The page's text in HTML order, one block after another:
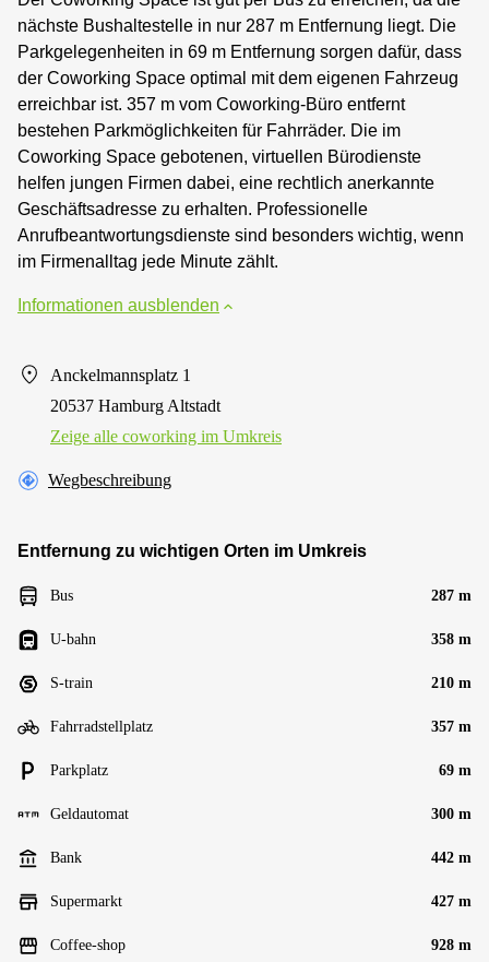
nächste Bushaltestelle in nur 287 m Entfernung liegt. Die
Parkgelegenheiten in 69 m Entfernung sorgen dafür, dass
der Coworking Space optimal mit dem eigenen Fahrzeug
erreichbar ist. 357 m vom Coworking-Büro entfernt
bestehen Parkmöglichkeiten für Fahrräder. Die im
Coworking Space gebotenen, virtuellen Bürodienste
helfen jungen Firmen dabei, eine rechtlich anerkannte
Geschäftsadresse zu erhalten. Professionelle
Anrufbeantwortungsdienste sind besonders wichtig, wenn
im Firmenalltag jede Minute zählt.
Informationen ausblenden
Anckelmannsplatz 1
20537 Hamburg Altstadt
Zeige alle сoworking im Umkreis
Wegbeschreibung
Entfernung zu wichtigen Orten im Umkreis
Bus 287 m
U-bahn 358 m
S-train 210 m
Fahrradstellplatz 357 m
Parkplatz 69 m
Geldautomat 300 m
Bank 442 m
Supermarkt 427 m
Coffee-shop 928 m